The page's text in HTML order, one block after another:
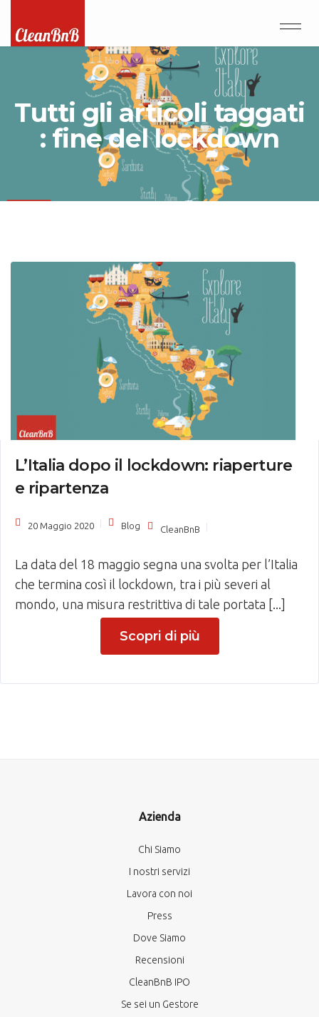
Tutti gli articoli taggati
: fine del lockdown
L’Italia dopo il lockdown: riaperture
e ripartenza
20 Maggio 2020 Blog CleanBnB
La data del 18 maggio segna una svolta per l’Italia
che termina così il lockdown, tra i più severi al
mondo, una misura restrittiva di tale portata [...]
Scopri di più
Azienda
Chi Siamo
I nostri servizi
Lavora con noi
Press
Dove Siamo
Recensioni
CleanBnB IPO
Se sei un Gestore